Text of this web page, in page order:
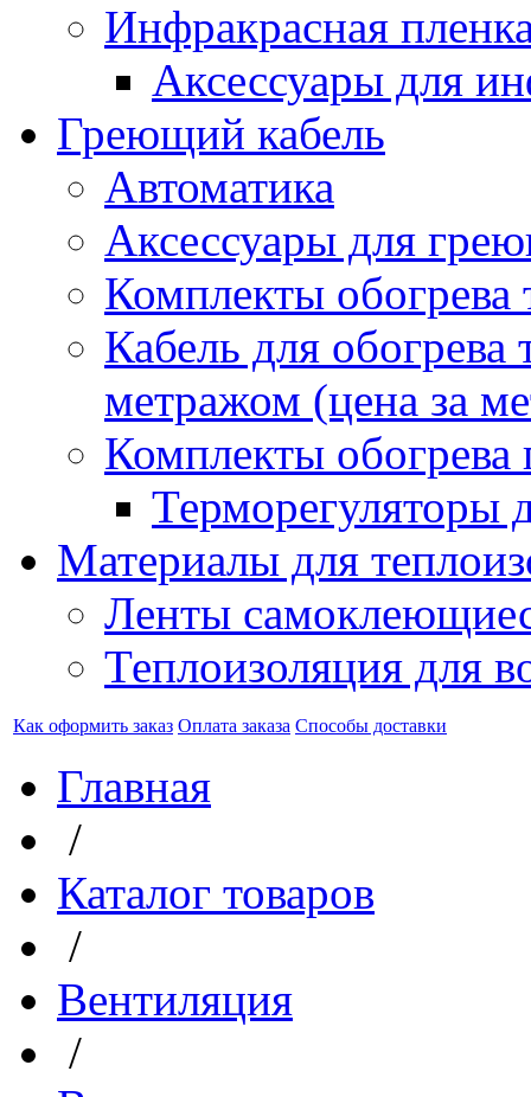
Инфракрасная
Аксессуары для
Греющий кабель
Автоматика
Аксессуары для
Комплекты обогрева
Кабель для обогрева
метражом (цена за
Комплекты обогрева
Терморегуляторы
Материалы для
Ленты
Теплоизоляция для
Как оформить заказ Оплата заказа Способы доставки
Главная
/
Каталог товаров
/
Вентиляция
/